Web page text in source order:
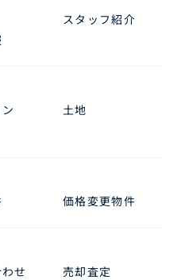
スタッフ紹介
土地
価格変更物件
せ 売却査定